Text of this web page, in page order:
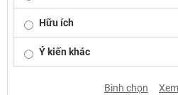
Hữu ích
Ý kiến khác
Bình chọn